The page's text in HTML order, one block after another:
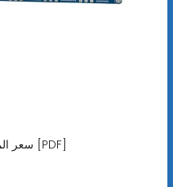
سعر المصنع 12000 واط العاكس في دبي [PDF]